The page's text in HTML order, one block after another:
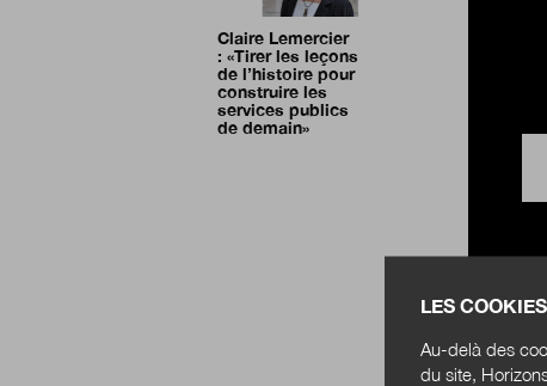
CFDT
Claire Lemercier
: «Tirer les leçons
de l’histoire pour
construire les
services publics
de demain»
LES
Au-delà des
du site,